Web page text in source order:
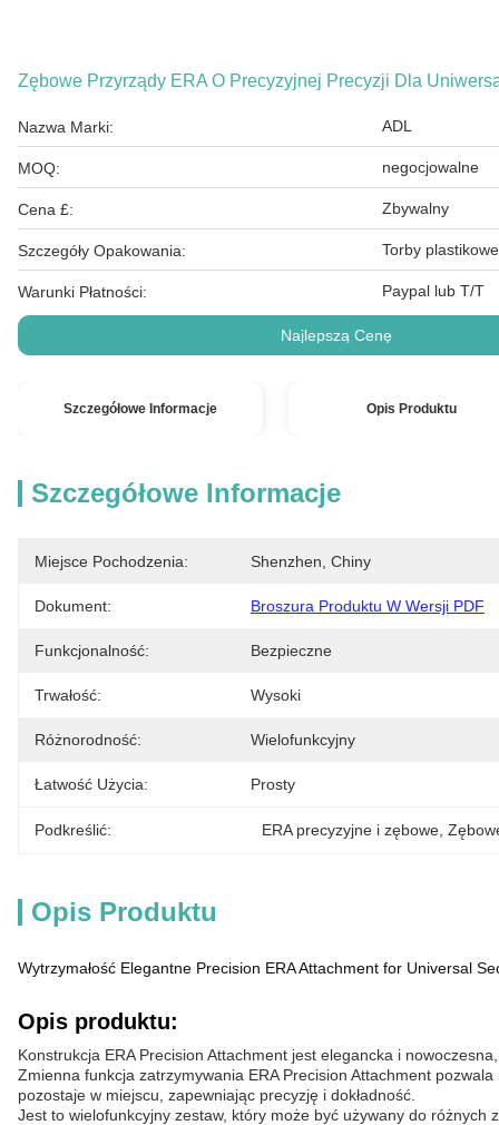
Zębowe Przyrządy ERA O Precyzyjnej Precyzji Dla
Nazwa Marki: ADL
MOQ: negocjowalne
Cena £: Zbywalny
Szczegóły Opakowania: Torby
Warunki Płatności: Paypal lub T/T
Najlepszą Cenę
Szczegółowe Informacje Opis Produktu
Szczegółowe Informacje
Miejsce Pochodzenia: Shenzhen, Chiny
Dokument: Broszura Produktu W Wersji PDF
Funkcjonalność: Bezpieczne
Trwałość: Wysoki
Różnorodność: Wielofunkcyjny
Łatwość Użycia: Prosty
Podkreślić: ERA precyzyjne i zębowe,
Opis Produktu
Wytrzymałość Elegantne Precision ERA Attachment for Universal
Opis produktu:
Konstrukcja ERA Precision Attachment jest elegancka i
Zmienna funkcja zatrzymywania ERA Precision Attachment
pozostaje w miejscu, zapewniając precyzję i dokładność.
Jest to wielofunkcyjny zestaw, który może być używany do